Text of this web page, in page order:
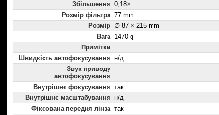
Збільшення 0,18×
Розмір фільтра 77 mm
Розмір ∅ 87 × 215 mm
Вага 1470 g
Примітки
Швидкість автофокусування н/д
Звук приводу
автофокусування
Внутрішнє фокусування так
Внутрішнє масштабування
н/д
Фіксована передня лінза так